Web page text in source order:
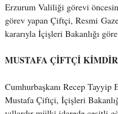
Erzurum Valiliği görevi
görev yapan Çiftçi, Resmi
kararıyla İçişleri Bakanlığı
MUSTAFA ÇİFTÇİ
Cumhurbaşkanı Recep Tayyip
Mustafa Çiftçi, İçişleri